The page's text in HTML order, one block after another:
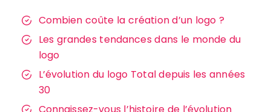
Combien coûte la création d’un logo ?
Les grandes tendances dans le monde du
logo
L’évolution du logo Total depuis les années
30